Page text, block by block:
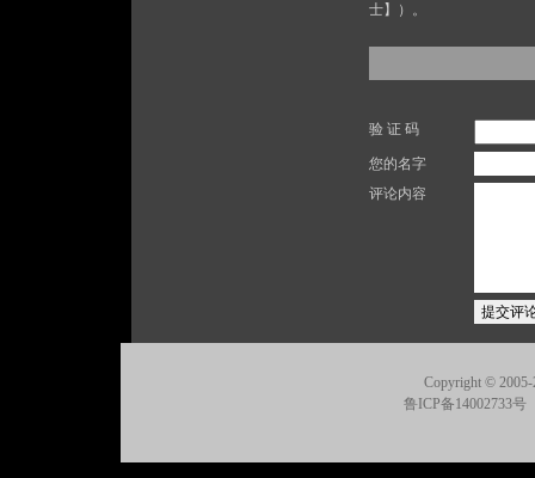
士】）。
验 证 码
您的名字
评论内容
Copyright © 2005-
鲁ICP备14002733号